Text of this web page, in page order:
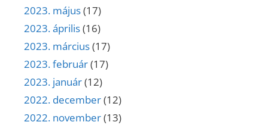
2023. május(17)
2023. április(16)
2023. március(17)
2023. február(17)
2023. január(12)
2022. december(12)
2022. november(13)